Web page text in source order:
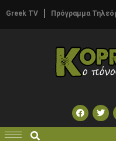
Greek TV Πρόγραμμα